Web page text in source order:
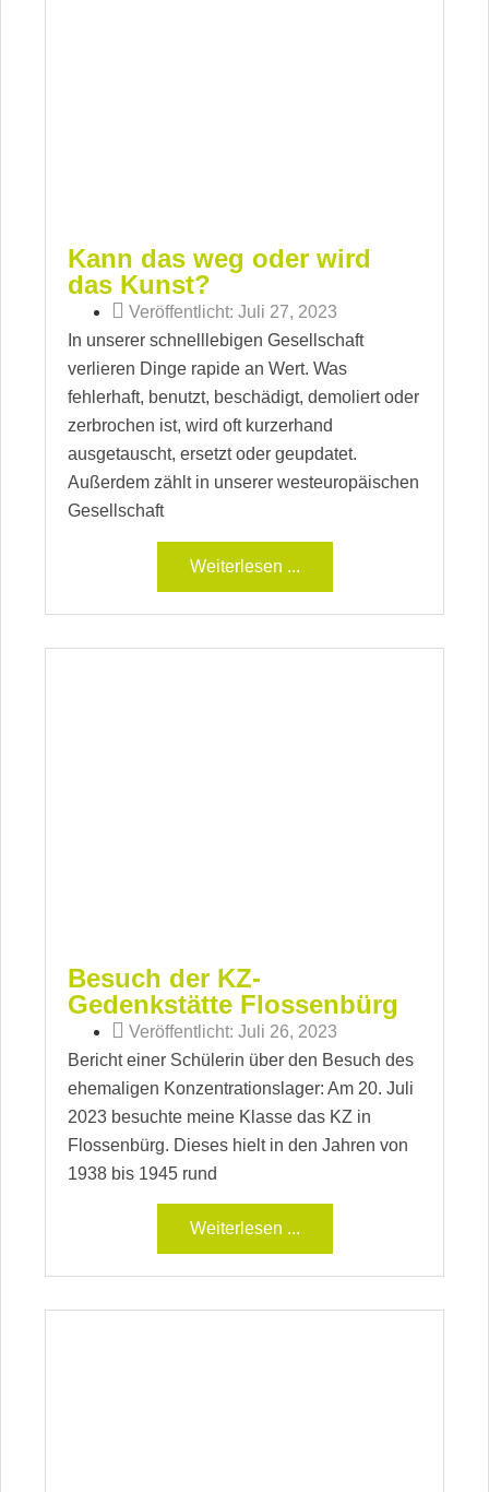
Kann das weg oder wird
das Kunst?
Veröffentlicht: Juli 27, 2023
In unserer schnelllebigen Gesellschaft
verlieren Dinge rapide an Wert. Was
fehlerhaft, benutzt, beschädigt, demoliert oder
zerbrochen ist, wird oft kurzerhand
ausgetauscht, ersetzt oder geupdatet.
Außerdem zählt in unserer westeuropäischen
Gesellschaft
Weiterlesen ...
Besuch der KZ-
Gedenkstätte Flossenbürg
Veröffentlicht: Juli 26, 2023
Bericht einer Schülerin über den Besuch des
ehemaligen Konzentrationslager: Am 20. Juli
2023 besuchte meine Klasse das KZ in
Flossenbürg. Dieses hielt in den Jahren von
1938 bis 1945 rund
Weiterlesen ...